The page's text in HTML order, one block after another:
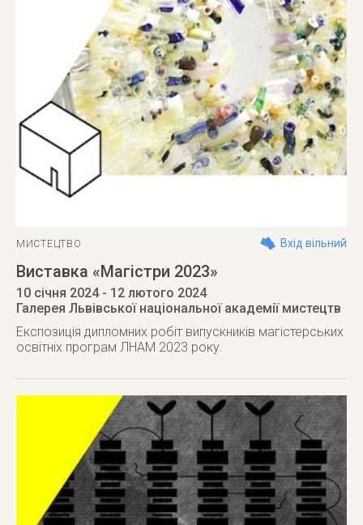
ДОВІДКА
МИСТЕЦТВО Вхід вільний
Виставка «Магістри 2023»
10 січня 2024- 12 лютого 2024
Галерея Львівської національної академії мистецтв
Eкспозиція дипломних робіт випускників магістерських
освітніх програм ЛНАМ 2023 року.